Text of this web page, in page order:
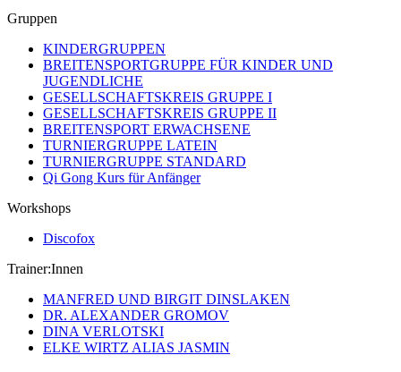
Gruppen
KINDERGRUPPEN
BREITENSPORTGRUPPE FÜR KINDER UND
JUGENDLICHE
GESELLSCHAFTSKREIS GRUPPE I
GESELLSCHAFTSKREIS GRUPPE II
BREITENSPORT ERWACHSENE
TURNIERGRUPPE LATEIN
TURNIERGRUPPE STANDARD
Qi Gong Kurs für Anfänger
Workshops
Discofox
Trainer:Innen
MANFRED UND BIRGIT DINSLAKEN
DR. ALEXANDER GROMOV
DINA VERLOTSKI
ELKE WIRTZ ALIAS JASMIN